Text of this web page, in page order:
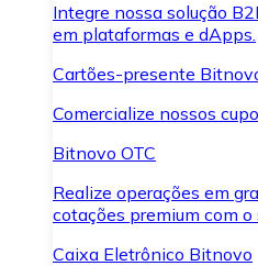
Integre nossa solução
em plataformas e dApps.
Cartões-presente
Comercialize nossos
Bitnovo OTC
Realize operações em
cotações premium com
Caixa Eletrônico Bitnovo